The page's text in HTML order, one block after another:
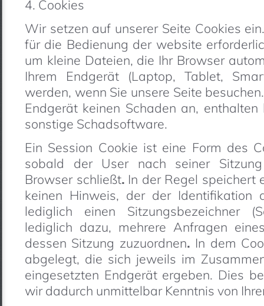
4. Cookies
Wir setzen auf unserer Seite Cookies
für die Bedienung der website
um kleine Dateien, die Ihr Browser
Ihrem Endgerät (Laptop, Tablet,
werden, wenn Sie unsere Seite
Endgerät keinen Schaden an, enthalten
sonstige Schadsoftware.
Ein Session Cookie ist eine Form des
sobald der User nach seiner
Browser schließt.In der Regel speichert
keinen Hinweis, der der Identifikation
lediglich einen Sitzungsbezeichner
lediglich dazu, mehrere Anfragen
dessen Sitzung zuzuordnen. In dem
abgelegt, die sich jeweils im
eingesetzten Endgerät ergeben. Dies
wir dadurch unmittelbar Kenntnis von